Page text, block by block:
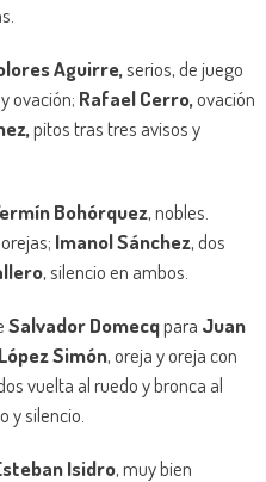
Aguirre,serios, de juego
ovación; Rafael Cerro,ovación
pitos tras tres avisos y
Bohórquez, nobles.
Imanol Sánchez, dos
, silencio en ambos.
Salvador Domecqpara Juan
López Simón, oreja y oreja con
vuelta al ruedo y bronca al
y silencio.
Isidro, muy bien